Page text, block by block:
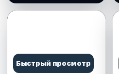
Быстрый просмотр